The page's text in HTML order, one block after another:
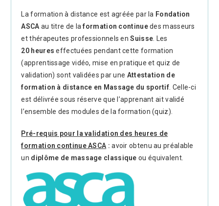
La formation à distance est agréée par la Fondation
ASCA au titre de laformation continuedes masseurs
et thérapeutes professionnels enSuisse . Les
20 heures effectuées pendant cette formation
(apprentissage vidéo, mise en pratique et quiz de
validation) sont validées par une Attestation de
formation à distance en Massage du sportif . Celle-ci
est délivrée sous réserve que l’apprenant ait validé
l’ensemble des modules de la formation (quiz).
Pré-requis pour la validation des heures de
formation continue ASCA : avoir obtenu au préalable
un diplôme de massage classique ou équivalent.